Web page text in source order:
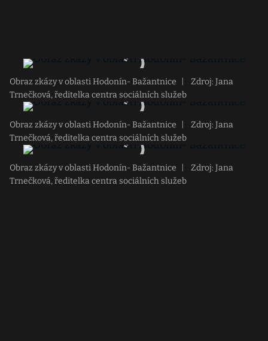
Obraz zkázy v oblasti Hodonín- Bažantnice
Zdroj: Jana
Trnečková, ředitelka centra sociálních služeb
Obraz zkázy v oblasti Hodonín- Bažantnice
Zdroj: Jana
Trnečková, ředitelka centra sociálních služeb
Obraz zkázy v oblasti Hodonín- Bažantnice
Zdroj: Jana
Trnečková, ředitelka centra sociálních služeb